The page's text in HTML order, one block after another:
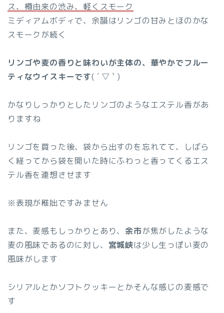
ス、樽由来の渋み、軽くスモーク
ミディアムボディで、余韻はリンゴの甘みとほのかな
スモークが続く
リンゴや麦の香りと味わいが主体の、華やかでフルー
ティなウイスキーです( ´ ▽ ` )
かなりしっかりとしたリンゴのようなエステル香があ
りますね
リンゴを買った後、袋から出すのを忘れてて、しばら
く経ってから袋を開いた時にふわっと香ってくるエス
テル香を連想させます
※表現が稚拙ですみません
また、麦感もしっかりとあり、余市が焦がしたような
麦の風味であるのに対し、 宮城峡は少し生っぽい麦の
風味がします
シリアルとかソフトクッキーとかそんな感じの麦感で
す